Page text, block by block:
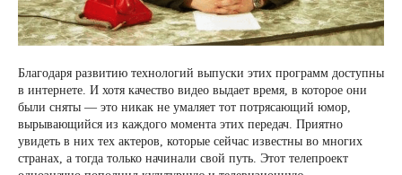
Благодаря развитию технологий выпуски этих программ доступны
в интернете. И хотя качество видео выдает время, в которое они
были сняты — это никак не умаляет тот потрясающий юмор,
вырывающийся из каждого момента этих передач. Приятно
увидеть в них тех актеров, которые сейчас известны во многих
странах, а тогда только начинали свой путь. Этот телепроект